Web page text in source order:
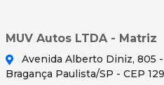
MUV Autos LTDA - Matriz
Avenida Alberto Diniz, 805
Bragança Paulista/SP - CEP